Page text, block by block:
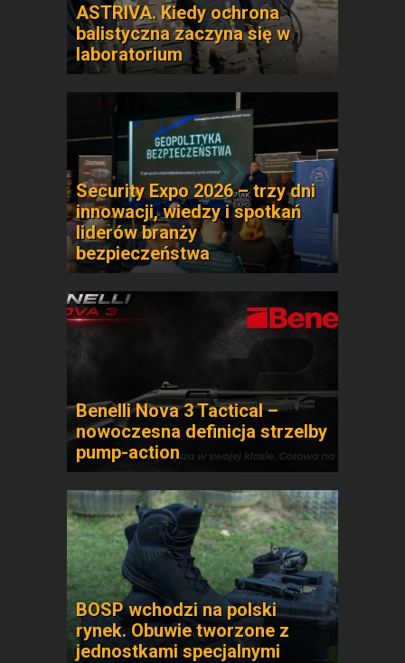
ASTRIVA. Kiedy ochrona
balistyczna zaczyna się w
laboratorium
Security Expo 2026 – trzy dni
innowacji, wiedzy i spotkań
liderów branży
bezpieczeństwa
Benelli Nova 3 Tactical –
nowoczesna definicja strzelby
pump-action
BOSP wchodzi na polski
rynek. Obuwie tworzone z
jednostkami specjalnymi